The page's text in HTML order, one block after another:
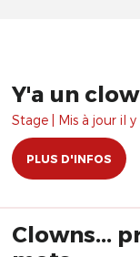
Y'a un
Stage | Mis à jour il y
PLUS D'INFOS
Clowns...